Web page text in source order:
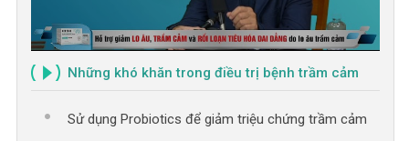
Những khó khăn trong điều trị bệnh trầm cảm
Sử dụng Probiotics để giảm triệu chứng trầm cảm